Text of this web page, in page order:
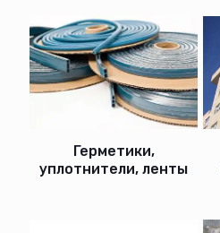
Герметики,
уплотнители, ленты